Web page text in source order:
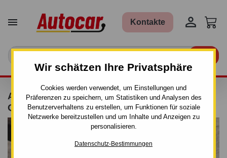
Wir schätzen Ihre Privatsphäre
Cookies werden verwendet, um Einstellungen und
Präferenzen zu speichern, um Statistiken und Analysen des
Benutzerverhaltens zu erstellen, um Funktionen für soziale
Netzwerke bereitzustellen und um Inhalte und Anzeigen zu
personalisieren.
Datenschutz-Bestimmungen
 Kontakte 
ANHÄNGERKUPPLUNG FÜR AUDI 100 - C4 -
QUATTRO - AUTOMAT–AHK ABNEHMBAR